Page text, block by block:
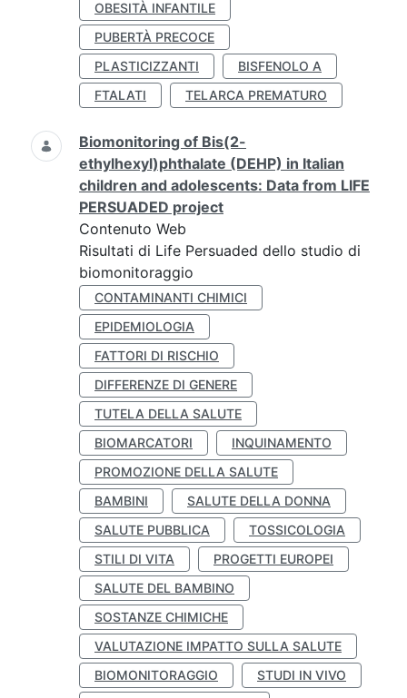
OBESITÀ INFANTILE
PUBERTÀ PRECOCE
PLASTICIZZANTI
BISFENOLO A
FTALATI
TELARCA PREMATURO
Biomonitoring of Bis(2-
ethylhexyl)phthalate (DEHP) in Italian
children and adolescents: Data from LIFE
PERSUADED project
Contenuto Web
Risultati di Life Persuaded dello studio di
biomonitoraggio
CONTAMINANTI CHIMICI
EPIDEMIOLOGIA
FATTORI DI RISCHIO
DIFFERENZE DI GENERE
TUTELA DELLA SALUTE
BIOMARCATORI
INQUINAMENTO
PROMOZIONE DELLA SALUTE
BAMBINI
SALUTE DELLA DONNA
SALUTE PUBBLICA
TOSSICOLOGIA
STILI DI VITA
PROGETTI EUROPEI
SALUTE DEL BAMBINO
SOSTANZE CHIMICHE
VALUTAZIONE IMPATTO SULLA SALUTE
BIOMONITORAGGIO
STUDI IN VIVO